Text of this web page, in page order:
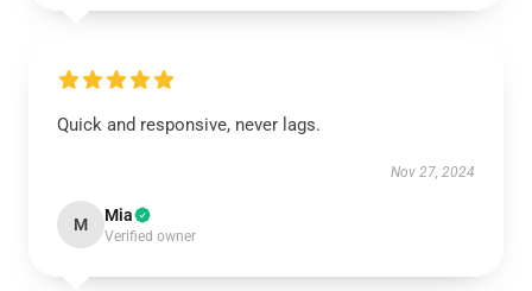
Quick and responsive, never lags.
Nov 27, 2024
M Mia
Verified owner